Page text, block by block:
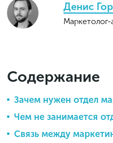
Денис
Маркетолог-
Содержание
Зачем нужен отдел
Чем не занимается
Связь между